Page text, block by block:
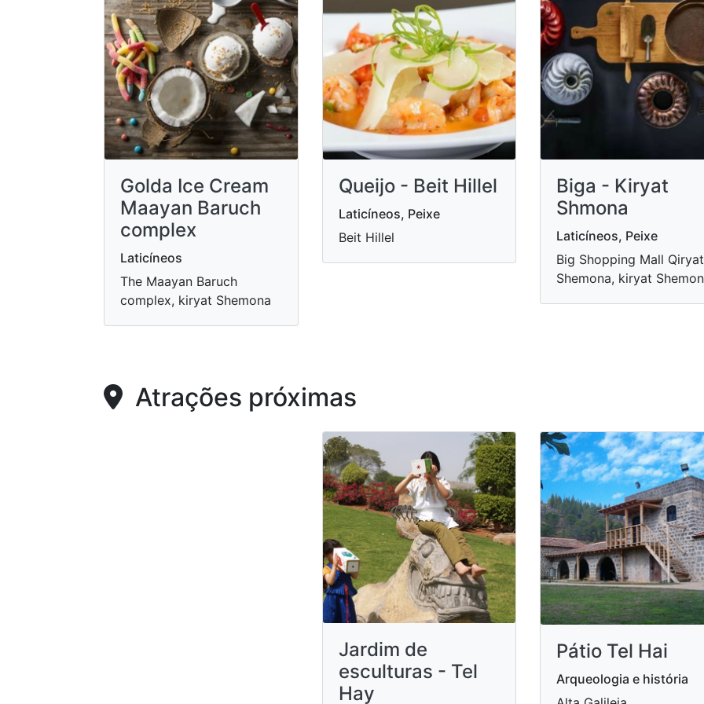
Golda Ice Cream
Maayan Baruch
complex
Laticíneos
The Maayan Baruch
complex, kiryat Shemona
Queijo - Beit Hillel
Laticíneos, Peixe
Beit Hillel
Biga - Kiryat
Shmona
Laticíneos, Peixe
Big Shopping Mall Qiryat
Shemona, kiryat
Atrações próximas
Jardim de
esculturas - Tel
Hay
Pátio Tel Hai
Arqueologia e história